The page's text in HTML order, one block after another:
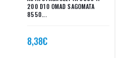
200 D10 OMAD SAGOMATA
8550...
8,38€